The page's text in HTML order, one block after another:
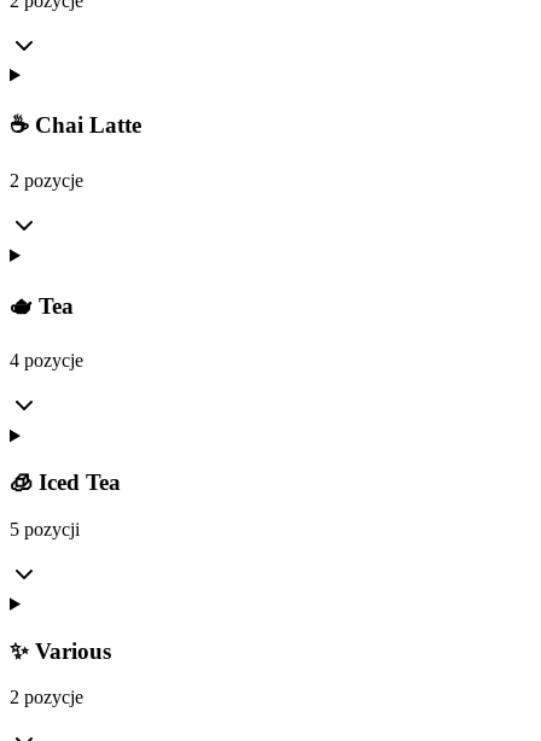
☕ Chai Latte
2 pozycje
🫖 Tea
4 pozycje
🧊 Iced Tea
5 pozycji
✨ Various
2 pozycje